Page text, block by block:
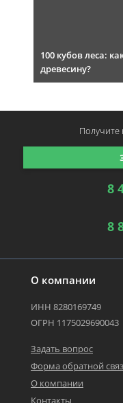
100 кубов леса:
древесину?
О компании
ИНН 8280169749
ОГРН 1175029690043
Задать вопрос
Форма обратной
О компании
Контакты
8
8
Получите